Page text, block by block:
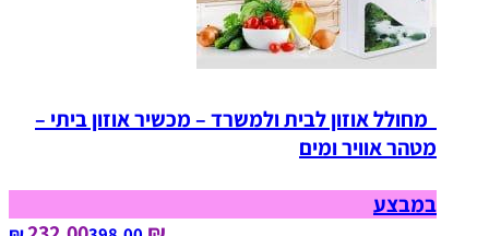
מחולל אוזון לבית ולמשרד – מכשיר אוזון ביתי –
מטהר אוויר ומים
במבצע